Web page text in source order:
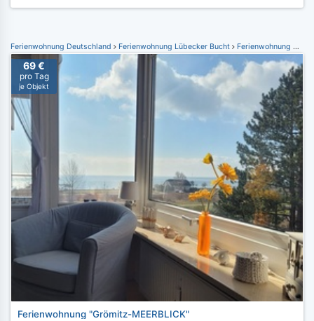
Ferienwohnung Deutschland Ferienwohnung Lübecker Bucht Ferienwohnung Grömitz
69 €
pro Tag
je Objekt
Ferienwohnung "Grömitz-MEERBLICK"